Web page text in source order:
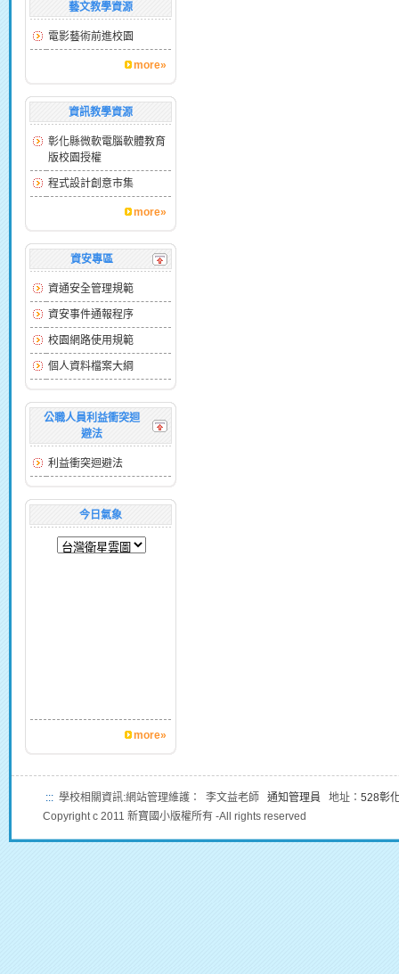
藝文教學資源
電影藝術前進校園
more»
資訊教學資源
彰化縣微軟電腦軟體教育
版校園授權
程式設計創意市集
more»
資安專區
資通安全管理規範
資安事件通報程序
校園網路使用規範
個人資料檔案大綱
公職人員利益衝突迴
避法
利益衝突迴避法
今日氣象
more»
::: 學校相關資訊:網站管理維護： 李文益老師 通知管理員 地址： 528彰
Copyright c 2011 新寶國小版權所有 -All rights reserved